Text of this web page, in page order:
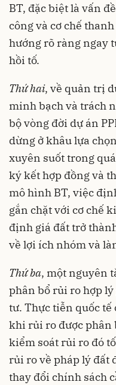
BT, đặc biệt là vấn
công và cơ chế
hướng rõ ràng ngay
hồi tố.
Thứ hai, về quản trị
minh bạch và trách
bộ vòng đời dự án
dừng ở khâu lựa
xuyên suốt trong
ký kết hợp đồng và
mô hình BT, việc
gắn chặt với cơ chế
định giá đất trở
về lợi ích nhóm và
Thứ ba, một nguyên
phân bổ rủi ro hợp
tư. Thực tiễn quốc tế
khi rủi ro được phân
kiểm soát rủi ro đó
rủi ro về pháp lý đất
thay đổi chính sách